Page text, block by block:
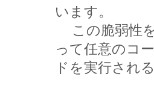
います。
って任意のコー
ドを実行され